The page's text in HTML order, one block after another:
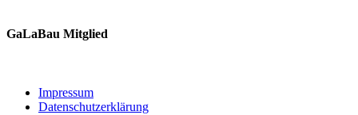
GaLaBau Mitglied
Impressum
Datenschutzerklärung